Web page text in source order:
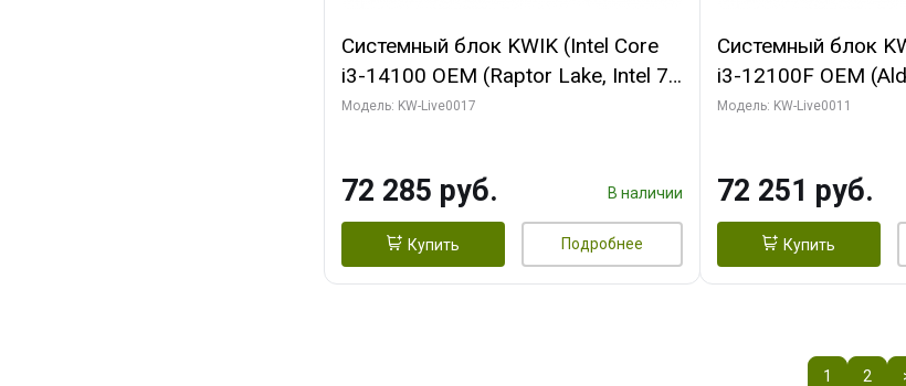
Системный блок KWIK (Intel Core
i3-14100 OEM (Raptor Lake, Intel 7,
C4 0EC/4PC/T8/ 32 ГБ ОЗУ (2
2xDP 2xH/ 1 ТБ SSD)
Модель: KW-Live0017
72 285 руб. В наличии
Купить Подробнее
Системный блок
i3-12100F OEM
C4 0EC/4PC/T8/
512 ГБ SSD)
Модель: KW-Live0011
72 251 руб.
Купить
1 2